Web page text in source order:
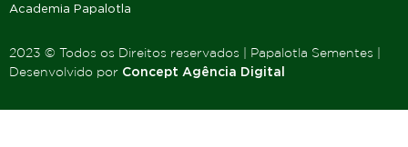
Academia Papalotla
2023 © Todos os Direitos reservados | Papalotla Sementes |
Desenvolvido por Concept Agência Digital